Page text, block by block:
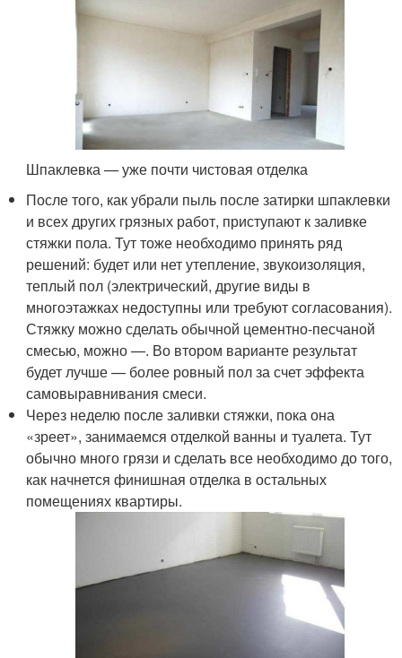
Шпаклевка — уже почти чистовая отделка
После того, как убрали пыль после затирки шпаклевки
и всех других грязных работ, приступают к заливке
стяжки пола. Тут тоже необходимо принять ряд
решений: будет или нет утепление, звукоизоляция,
теплый пол (электрический, другие виды в
многоэтажках недоступны или требуют согласования).
Стяжку можно сделать обычной цементно-песчаной
смесью, можно —. Во втором варианте результат
будет лучше — более ровный пол за счет эффекта
самовыравнивания смеси.
Через неделю после заливки стяжки, пока она
«зреет», занимаемся отделкой ванны и туалета. Тут
обычно много грязи и сделать все необходимо до того,
как начнется финишная отделка в остальных
помещениях квартиры.